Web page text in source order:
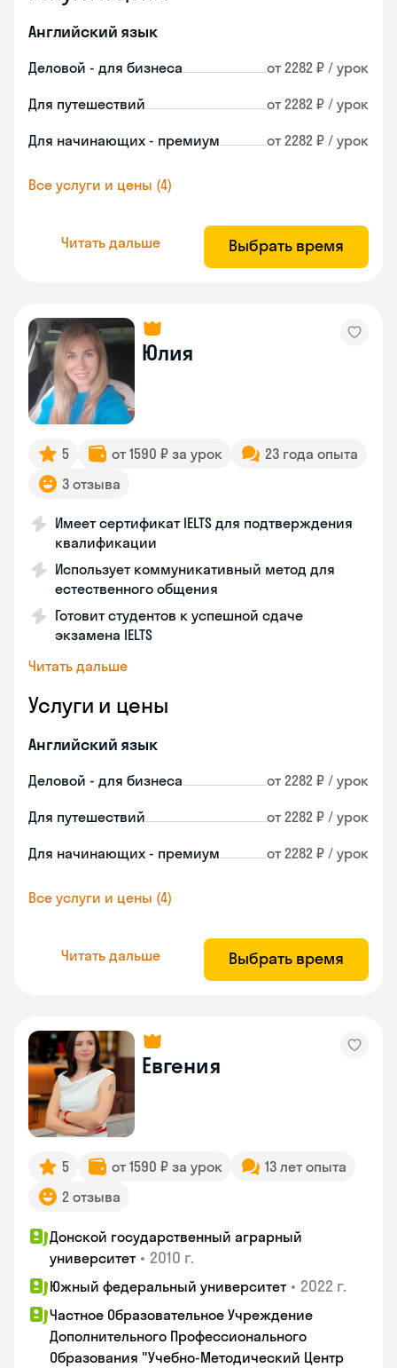
Английский язык
Деловой - для бизнеса от 2282 ₽ / урок
Для путешествий от 2282 ₽ / урок
Для начинающих - премиум от 2282 ₽ / урок
Все услуги и цены (4)
Читать дальше Выбрать время
Юлия
5 от 1590 ₽ за урок
23 года опыта
3 отзыва
Имеет сертификат IELTS для подтверждения
квалификации
Использует коммуникативный метод для
естественного общения
Готовит студентов к успешной сдаче
экзамена IELTS
Читать дальше
Услуги и цены
Английский язык
Деловой - для бизнеса от 2282 ₽ / урок
Для путешествий от 2282 ₽ / урок
Для начинающих - премиум от 2282 ₽ / урок
Все услуги и цены (4)
Читать дальше Выбрать время
Евгения
5 от 1590 ₽ за урок
13 лет опыта
2 отзыва
Донской государственный аграрный
университет • 2010 г.
Южный федеральный университет • 2022 г.
Частное Образовательное Учреждение
Дополнительного Профессионального
Образования "Учебно-Методический Центр